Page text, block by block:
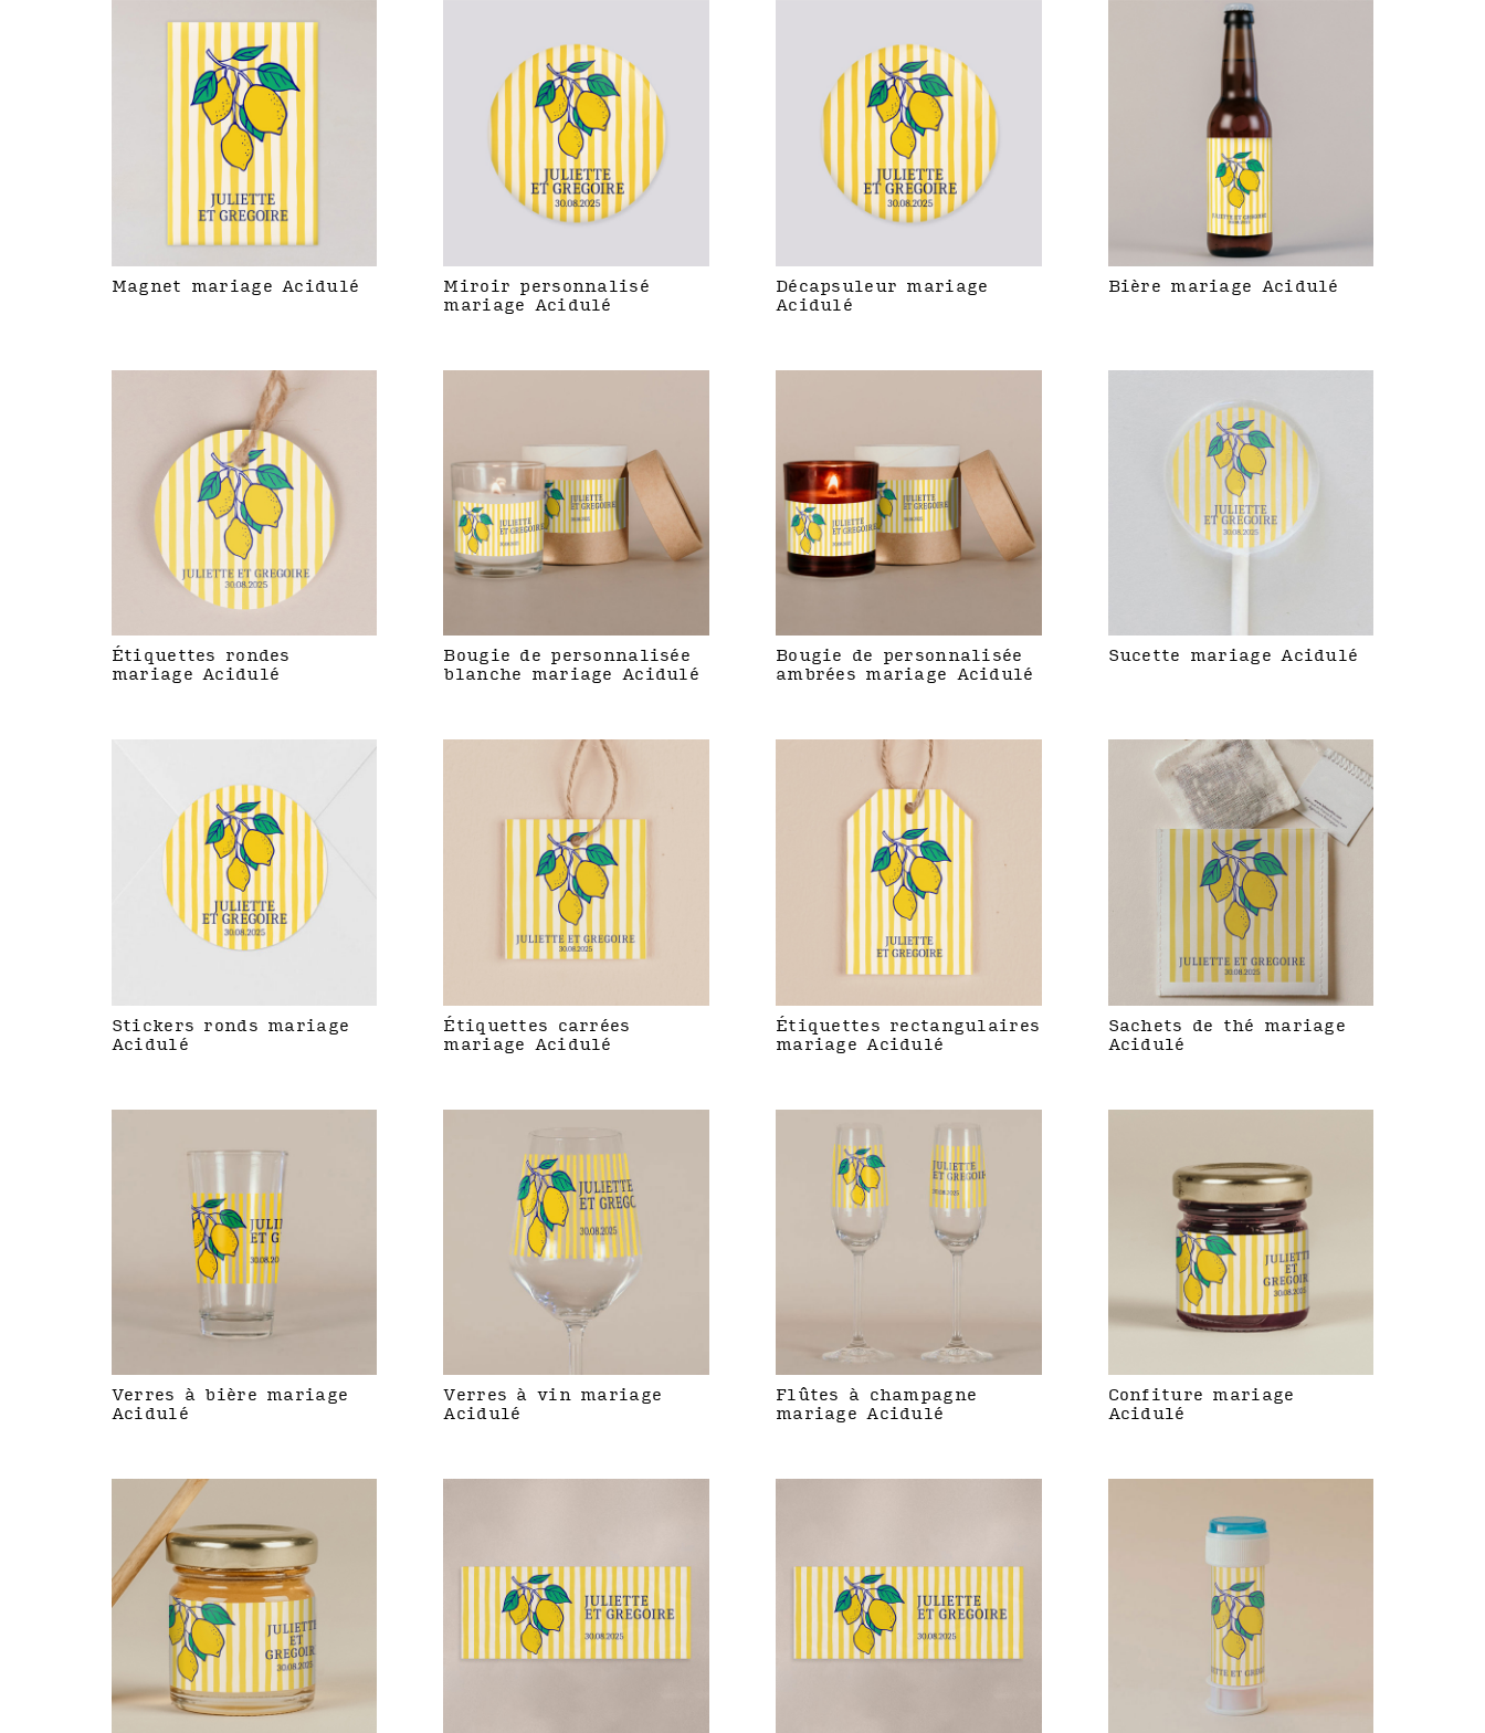
Magnet mariage Acidulé
Miroir personnalisé
mariage Acidulé
Décapsuleur mariage
Acidulé
Bière mariage Acidulé
Étiquettes rondes
mariage Acidulé
Bougie de personnalisée
blanche mariage Acidulé
Bougie de personnalisée
ambrées mariage Acidulé
Sucette mariage Acidulé
Stickers ronds mariage
Acidulé
Étiquettes carrées
mariage Acidulé
Étiquettes rectangulaires
mariage Acidulé
Sachets de thé mariage
Acidulé
Verres à bière mariage
Acidulé
Verres à vin mariage
Acidulé
Flûtes à champagne
mariage Acidulé
Confiture mariage
Acidulé